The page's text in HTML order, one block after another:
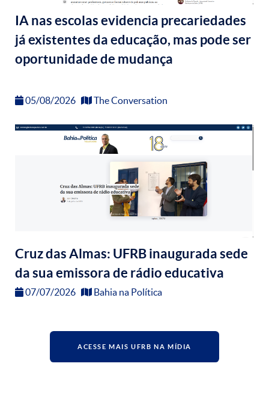
IA nas escolas evidencia precariedades
já existentes da educação, mas pode ser
oportunidade de mudança
05/08/2026 The Conversation
Cruz das Almas: UFRB inaugurada sede
da sua emissora de rádio educativa
07/07/2026 Bahia na Política
ACESSE MAIS UFRB NA MÍDIA